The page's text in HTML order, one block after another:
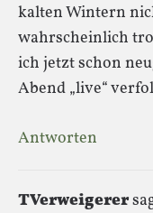
kalten Wintern
wahrscheinlich
ich jetzt schon
Abend „live“
Antworten
TVerweigerer